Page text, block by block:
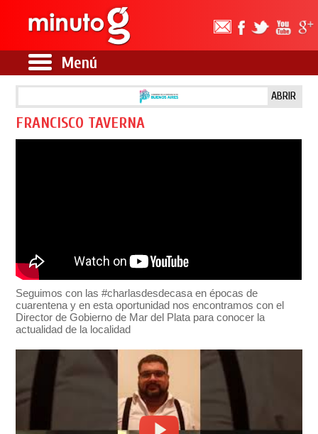
Menú
ABRIR
FRANCISCO TAVERNA
Seguimos con las #charlasdesdecasa en épocas de
cuarentena y en esta oportunidad nos encontramos con el
Director de Gobierno de Mar del Plata para conocer la
actualidad de la localidad